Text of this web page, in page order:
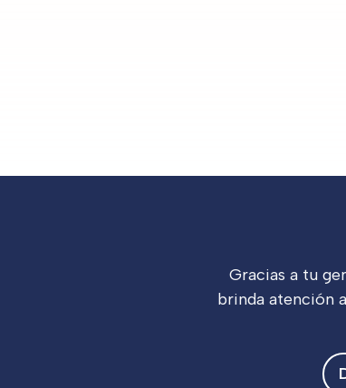
Gracias a tu
brinda atención